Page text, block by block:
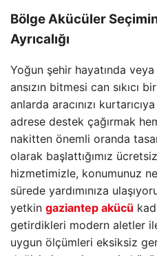
Bölge Akücüler
Ayrıcalığı
Yoğun şehir hayatında
ansızın bitmesi can sıkıcı
anlarda aracınızı
adrese destek çağırmak
nakitten önemli oranda
olarak başlattığımız
hizmetimizle, konumunuz
sürede yardımınıza
yetkin gaziantep akücü
getirdikleri modern aletler
uygun ölçümleri eksiksiz